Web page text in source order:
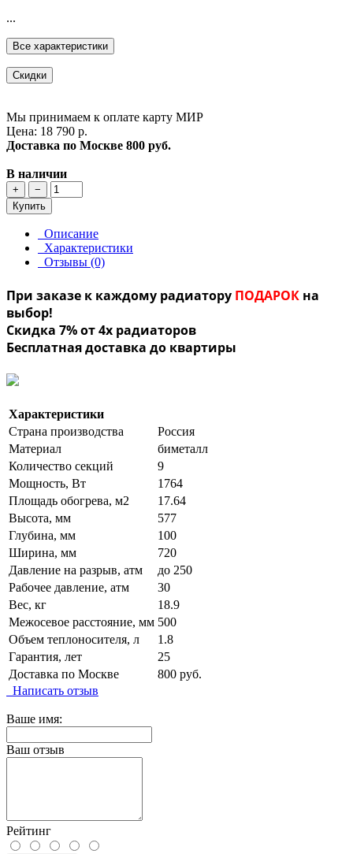
...
Все характеристики
Скидки
Мы принимаем к оплате карту МИР
Цена: 18 790 р.
Доставка по Москве 800 руб.
В наличии
+
−
Купить
Описание
Характеристики
Отзывы (0)
При заказе к каждому радиатору ПОДАРОК на
выбор!
Скидка 7% от 4х радиаторов
Бесплатная доставка до квартиры
Характеристики
Страна производства
Россия
Материал
биметалл
Количество секций
9
Мощность, Вт
1764
Площадь обогрева, м2
17.64
Высота, мм
577
Глубина, мм
100
Ширина, мм
720
Давление на разрыв, атм
до 250
Рабочее давление, атм
30
Вес, кг
18.9
Межосевое расстояние, мм 500
Объем теплоносителя, л
1.8
Гарантия, лет
25
Доставка по Москве
800 руб.
Написать отзыв
Ваше имя:
Ваш отзыв
Рейтинг